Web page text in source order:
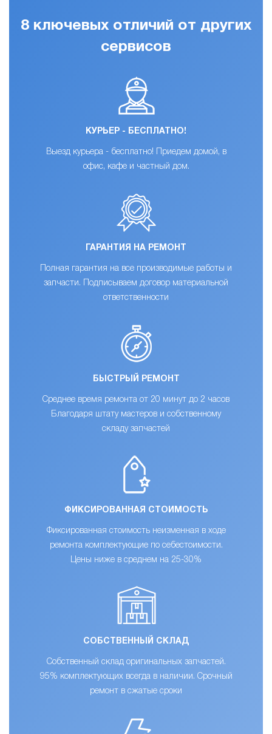
8 ключевых отличий от других
сервисов
КУРЬЕР - БЕСПЛАТНО!
Выезд курьера - бесплатно! Приедем домой, в
офис, кафе и частный дом.
ГАРАНТИЯ НА РЕМОНТ
Полная гарантия на все производимые работы и
запчасти. Подписываем договор материальной
ответственности
БЫСТРЫЙ РЕМОНТ
Среднее время ремонта от 20 минут до 2 часов
Благодаря штату мастеров и собственному
складу запчастей
ФИКСИРОВАННАЯ СТОИМОСТЬ
Фиксированная стоимость неизменная в ходе
ремонта комплектующие по себестоимости.
Цены ниже в среднем на 25-30%
СОБСТВЕННЫЙ СКЛАД
Собственный склад оригинальных запчастей.
95% комплектующих всегда в наличии. Срочный
ремонт в сжатые сроки